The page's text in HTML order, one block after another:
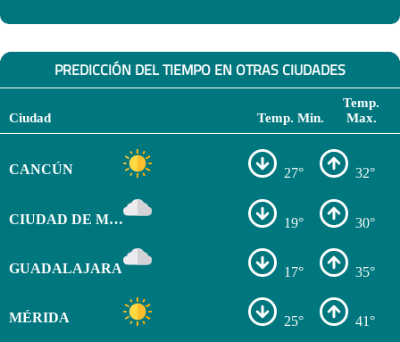
PREDICCIÓN DEL TIEMPO EN OTRAS CIUDADES
Ciudad Temp. Min.
Temp.
Max.
CANCÚN 27° 32°
CIUDAD DE MÉXICO 19° 30°
GUADALAJARA 17° 35°
MÉRIDA 25° 41°